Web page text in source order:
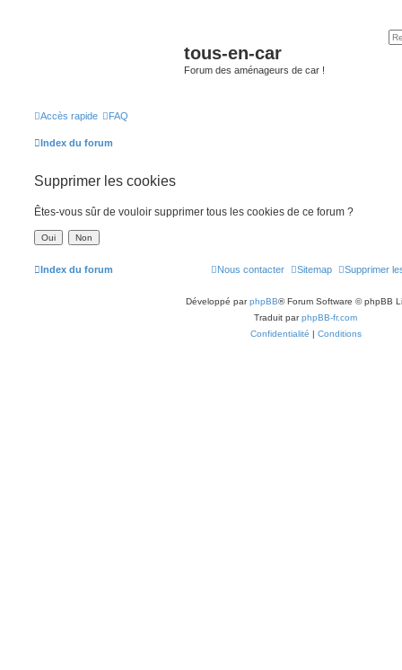
tous-en-car
Forum des aménageurs de car !
Accès rapide FAQ
Index du forum
Supprimer les cookies
Êtes-vous sûr de vouloir supprimer tous les cookies de ce forum ?
Index du forum Supprimer
Sitemap
Nous contacter
Développé parphpBB® Forum Software © phpBB
Traduit parphpBB-fr.com
Confidentialité | Conditions